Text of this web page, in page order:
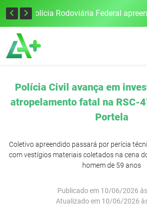
Tecnologia inovadora desenvolvida na UFSM/FW utiliza drones e IA para monitorar a qualidade da água
Polícia Civil avança em
atropelamento fatal na RSC-
Portela
Coletivo apreendido passará por perícia
com vestígios materiais coletados na cena
homem de 59 anos
Publicado em 10/06/2026
Atualizado em 10/06/2026